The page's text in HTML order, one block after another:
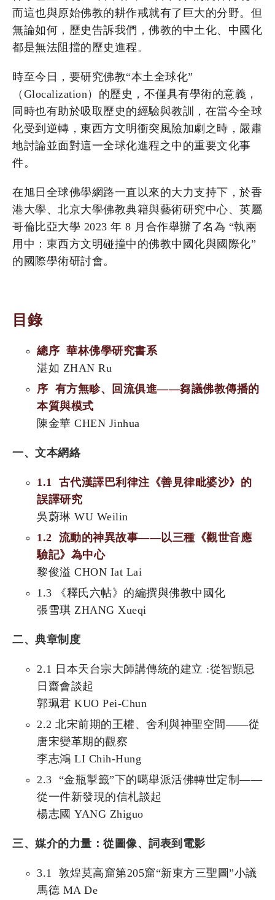
而這也與原始佛教的耕作戒就有了巨大的分野。但
無論如何，歷史告訴我們，佛教的中土化、中國化
都是無法阻擋的歷史進程。
時至今日，要研究佛教“本土全球化”
（Glocalization）的歷史，不僅具有學術的意義，
同時也有助於吸取歷史的經驗與教訓，在當今全球
化受到逆轉，東西方文明衝突風險加劇之時，嚴肅
地討論並面對這一全球化進程之中的重要文化事
件。
在旭日全球佛學網路一直以來的大力支持下，於香
港大學、北京大學佛教典籍與藝術研究中心、英屬
哥倫比亞大學 2023 年 8 月合作舉辦了名為 “執兩
用中：東西方文明碰撞中的佛教中國化與國際化”
的國際學術研討會。
目錄
總序 華林佛學研究書系
湛如 ZHAN Ru
序 有方無畛、回流俱進——芻議佛教傳播的
本質與模式
陳金華 CHEN Jinhua
一、文本網絡
1.1 古代漢譯巴利律注《善見律毗婆沙》的
誤譯研究
吳蔚琳 WU Weilin
1.2 流動的神異故事——以三種《觀世音應
驗記》為中心
黎俊溢 CHON Iat Lai
1.3 《釋氏六帖》的編撰與佛教中國化
張雪琪 ZHANG Xueqi
二、典章制度
2.1 日本天台宗大師講傳統的建立 :從智顗忌
日齋會談起
郭珮君 KUO Pei-Chun
2.2 北宋前期的王權、舍利與神聖空間——從
唐宋變革期的觀察
李志鴻 LI Chih-Hung
2.3 “金瓶掣籤”下的噶舉派活佛轉世定制——
從一件新發現的信札談起
楊志國 YANG Zhiguo
三、媒介的力量：從圖像、詞表到電影
3.1 敦煌莫高窟第205窟“新東方三聖圖”小議
馬德 MA De